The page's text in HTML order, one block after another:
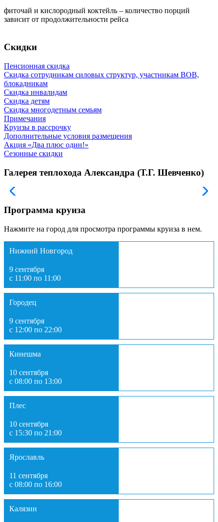
фиточай и кислородный коктейль – количество порций
зависит от продолжительности рейса
Скидки
Пенсионная скидка
Скидка сотрудникам силовых структур, участникам ВОВ,
блокадникам
Скидка инвалидам
Скидка детям
Скидка многодетным семьям
Примечания
Круизы в рассрочку
Дополнительные условия размещения
Акция «Два плюс один!»
Сезонные скидки
Галерея теплохода Александра (Т.Г. Шевченко)
Программа круиза
Нажмите на город для просмотра программы круиза в нем.
Нижний Новгород
9 сентября
с 11:00 по 11:00
Городец
9 сентября
с 12:00 по 22:00
Кинешма
10 сентября
с 08:00 по 13:00
Плес
10 сентября
с 15:30 по 21:00
Ярославль
11 сентября
с 08:00 по 16:00
Калязин